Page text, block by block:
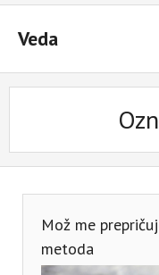
Skip
contentVeda
Mož me
metoda